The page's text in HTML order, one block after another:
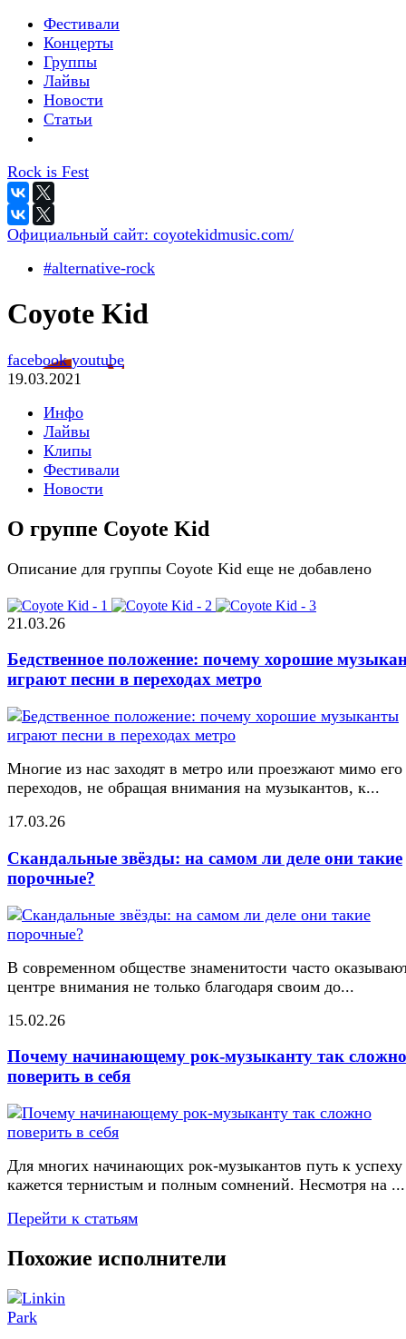
Фестивали
Концерты
Группы
Лайвы
Новости
Статьи
Rock is Fest
Официальный сайт: coyotekidmusic.com/
#alternative-rock
Coyote Kid
facebookyoutube
19.03.2021
Инфо
Лайвы
Клипы
Фестивали
Новости
О группе Coyote Kid
Описание для группы Coyote Kid еще не добавлено
21.03.26
Бедственное положение: почему хорошие
играют песни в переходах метро
Многие из нас заходят в метро или проезжают мимо его
переходов, не обращая внимания на музыкантов, к...
17.03.26
Скандальные звёзды: на самом ли деле они такие
порочные?
В современном обществе знаменитости часто
центре внимания не только благодаря своим до...
15.02.26
Почему начинающему рок-музыканту так сложно
поверить в себя
Для многих начинающих рок-музыкантов путь к успеху
кажется тернистым и полным сомнений. Несмотря на ...
Перейти к статьям
Похожие исполнители